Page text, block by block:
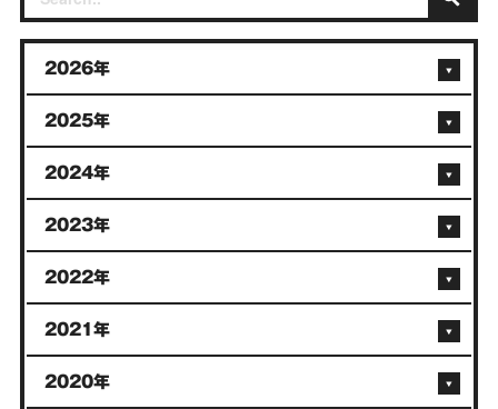
2026年
2025年
2024年
2023年
2022年
2021年
2020年